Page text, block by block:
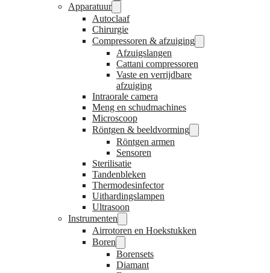
Apparatuur
Autoclaaf
Chirurgie
Compressoren & afzuiging
Afzuigslangen
Cattani compressoren
Vaste en verrijdbare
afzuiging
Intraorale camera
Meng en schudmachines
Microscoop
Röntgen & beeldvorming
Röntgen armen
Sensoren
Sterilisatie
Tandenbleken
Thermodesinfector
Uithardingslampen
Ultrasoon
Instrumenten
Airrotoren en Hoekstukken
Boren
Borensets
Diamant